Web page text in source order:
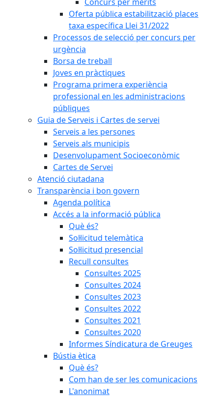
Oferta pública estabilització places
taxa específica Llei 31/2022
Processos de selecció per concurs per
urgència
Borsa de treball
Joves en pràctiques
Programa primera experiència
professional en les administracions
públiques
Guia de Serveis i Cartes de servei
Serveis a les persones
Serveis als municipis
Desenvolupament Socioeconòmic
Cartes de Servei
Atenció ciutadana
Transparència i bon govern
Agenda política
Accés a la informació pública
Què és?
Sol·licitud telemàtica
Sol·licitud presencial
Recull consultes
Consultes 2025
Consultes 2024
Consultes 2023
Consultes 2022
Consultes 2021
Consultes 2020
Informes Síndicatura de Greuges
Bústia ètica
Què és?
Com han de ser les comunicacions
L'anonimat